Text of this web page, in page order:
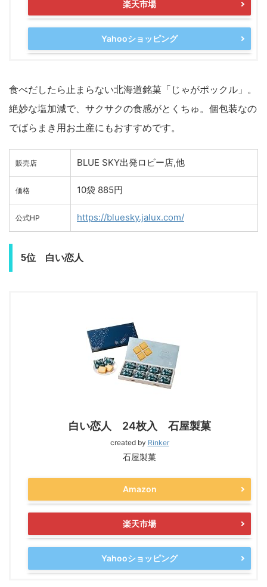
楽天市場
Yahooショッピング
食べだしたら止まらない北海道銘菓「じゃがポックル」。
絶妙な塩加減で、サクサクの食感がとくちゅ。個包装なの
でばらまき用お土産にもおすすめです。
販売店 BLUE SKY出発ロビー店,他
価格 10袋 885円
公式HP https://bluesky.jalux.com/
5位 白い恋人
白い恋人 24枚入 石屋製菓
created by Rinker
石屋製菓
Amazon
楽天市場
Yahooショッピング